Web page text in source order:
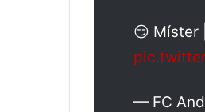
😏 Míster |
— FC